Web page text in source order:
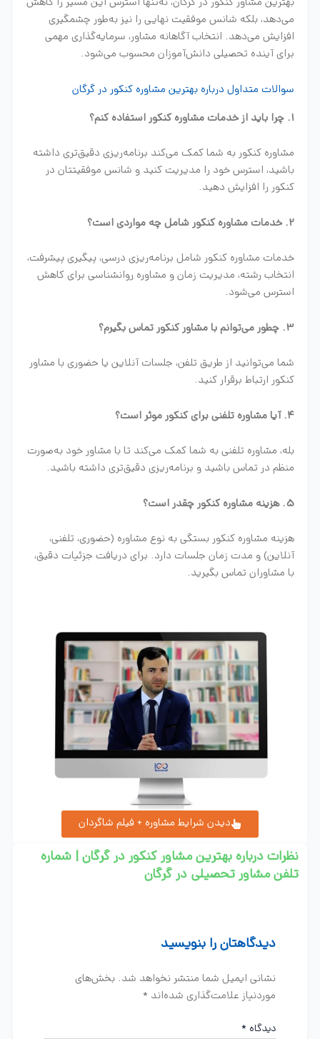
می‌دهد، بلکه شانس موفقیت نهایی را نیز به‌طور چشمگیری
افزایش می‌دهد. انتخاب آگاهانه مشاور، سرمایه‌گذاری مهمی
برای آینده تحصیلی دانش‌آموزان محسوب می‌شود.
سوالات متداول درباره بهترین مشاوره کنکور در گرگان
1. چرا باید از خدمات مشاوره کنکور استفاده کنم؟
مشاوره کنکور به شما کمک می‌کند برنامه‌ریزی دقیق‌تری داشته
باشید، استرس خود را مدیریت کنید و شانس موفقیتتان در
کنکور را افزایش دهید.
2. خدمات مشاوره کنکور شامل چه مواردی است؟
خدمات مشاوره کنکور شامل برنامه‌ریزی درسی، پیگیری پیشرفت،
انتخاب رشته، مدیریت زمان و مشاوره روانشناسی برای کاهش
استرس می‌شود.
3. چطور می‌توانم با مشاور کنکور تماس بگیرم؟
شما می‌توانید از طریق تلفن، جلسات آنلاین یا حضوری با مشاور
کنکور ارتباط برقرار کنید.
4. آیا مشاوره تلفنی برای کنکور موثر است؟
بله، مشاوره تلفنی به شما کمک می‌کند تا با مشاور خود به‌صورت
منظم در تماس باشید و برنامه‌ریزی دقیق‌تری داشته باشید.
5. هزینه مشاوره کنکور چقدر است؟
هزینه مشاوره کنکور بستگی به نوع مشاوره (حضوری، تلفنی،
آنلاین) و مدت زمان جلسات دارد. برای دریافت جزئیات دقیق،
با مشاوران تماس بگیرید.
آقای افشار مشاور تحصیلی گرگان
عباسی مشاور کنکور گرگان
مشاور کنکور رفیعی گرگان
دیدن شرایط مشاوره + فیلم شاگردان
نظرات درباره بهترین مشاور کنکور در گرگان | شماره
تلفن مشاور تحصیلی در گرگان
دیدگاهتان را بنویسید
نشانی ایمیل شما منتشر نخواهد شد. بخش‌های
موردنیاز علامت‌گذاری شده‌اند*
دیدگاه*